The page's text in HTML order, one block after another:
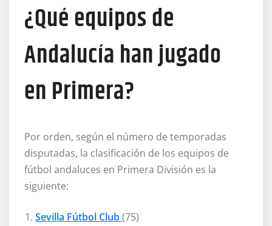
¿Qué equipos de
Andalucía han jugado
en Primera?
Por orden, según el número de temporadas
disputadas, la clasificación de los equipos de
fútbol andaluces en Primera División es la
siguiente:
Sevilla Fútbol Club(75)